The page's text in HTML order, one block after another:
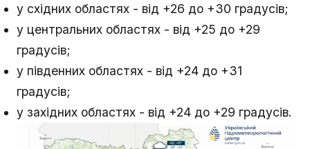
у східних областях - від +26 до +30 градусів;
у центральних областях - від +25 до +29
градусів;
у південних областях - від +24 до +31
градусів;
у західних областях - від +24 до +29 градусів.